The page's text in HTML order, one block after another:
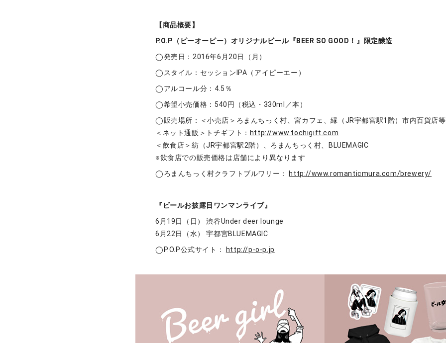
【商品概要】
P.O.P（ピーオーピー）オリジナルビール『BEER SO GOOD！』限定醸造
◯発売日：2016年6月20日（月）
◯スタイル：セッションIPA（アイピーエー）
◯アルコール分：4.5％
◯希望小売価格：540円（税込・330ml／本）
◯販売場所：＜小売店＞ろまんちっく村、宮カフェ、縁（JR宇都宮駅1階）市内百貨店等
＜ネット通販＞トチギフト： http://www.tochigift.com
＜飲食店＞紡（JR宇都宮駅2階）、ろまんちっく村、BLUEMAGIC
※飲食店での販売価格は店舗により異なります
◯ろまんちっく村クラフトブルワリー： http://www.romanticmura.com/brewery/
『ビールお披露目ワンマンライブ』
6月19日（日） 渋谷Under deer lounge
6月22日（水） 宇都宮BLUEMAGIC
◯P.O.P公式サイト：
http://p-o-p.jp